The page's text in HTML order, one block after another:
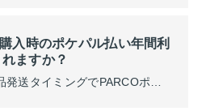
入時のポケパル払い年間利
ますか？